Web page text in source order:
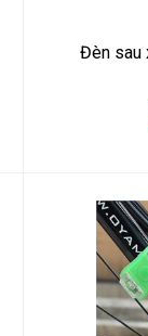
Đèn sau